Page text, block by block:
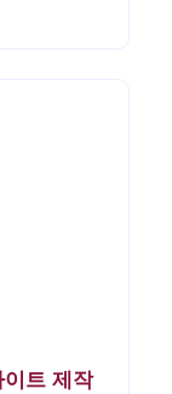
트 제작